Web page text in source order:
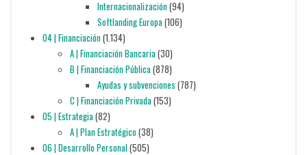
Internacionalización(94)
Softlanding Europa(106)
04 | Financiación(1.134)
A | Financiación Bancaria(30)
B | Financiación Pública(878)
Ayudas y subvenciones (787)
C | Financiación Privada(153)
05 | Estrategia(82)
A | Plan Estratégico(38)
06 | Desarrollo Personal(505)